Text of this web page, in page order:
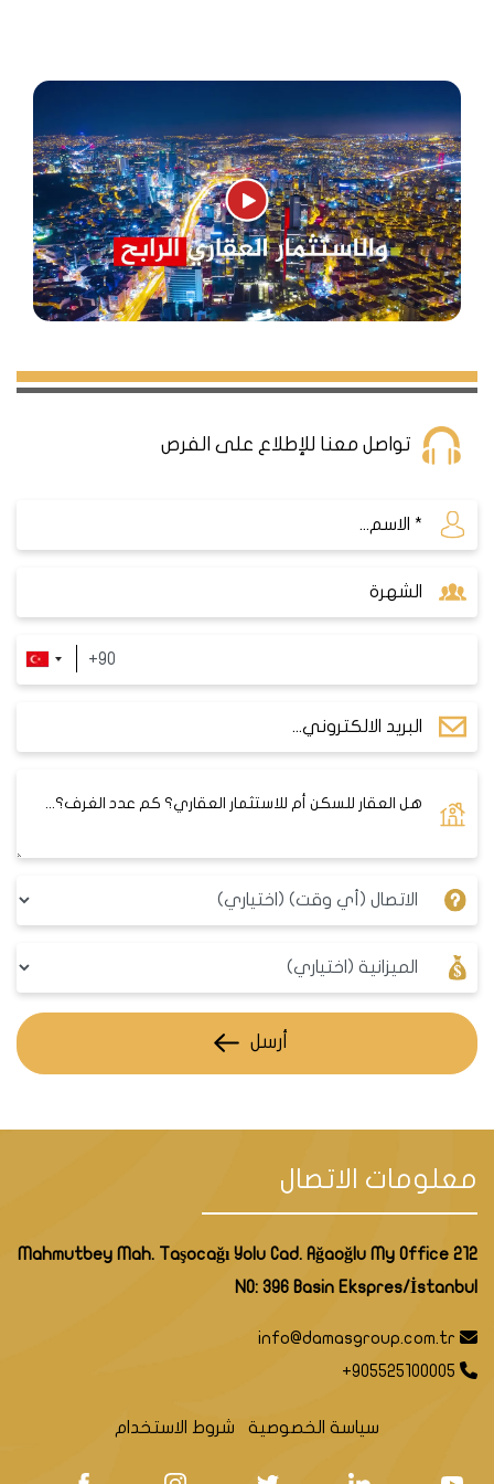
اضغط هنالمشاخدت العقارات الموجودة في مدينة
كوجالي
العقارات والشقق في مدينة كوجالي
تركيا، تعتبر واحدة من أكثر المدن الساحلية جاذبية في
يجعلها وجهة مثالية للعيش أو الاستثمار. في هذا المقال،
سنستعرض أنواع العقارات المختلفة التي يمكنك العثور
بالطبع، إليك جدولًا بأمثلة تقديرية لأسعار الشقق في
على الموقع والمميزات والعوامل الأخرى:
الغرف
السعر التقديري (بالدولار
الأمريكي)
شقة بغرفة
2+1
150,000 - 250,000
غرف نوم
3+1
متنوع 300,000 - 1,000,000+
مميزات شراء عقار في مدينة كوجالي
شراء عقار في مدينة كوجالي التركية يمكن أن يكون
المدينة الساحلية الجميلة. إليك بعض المميزات الرئيسية
تواصل معنا للإطلاع على الفرص
أرسل
معلومات الاتصال
Mahmutbey Mah. Taşocağı Yolu Cad. Ağaoğlu My Office 212
NO: 396 Basin Ekspres/İstanbul
info@damasgroup.com.tr
+905525100005
سياسة الخصوصية شروط الاستخدام